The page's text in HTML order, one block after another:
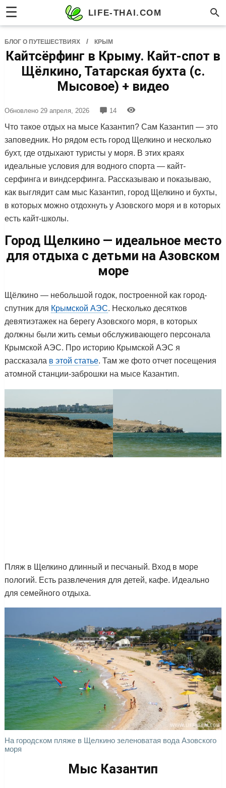
☰ LIFE-THAI.COM
БЛОГ О ПУТЕШЕСТВИЯХ / КРЫМ
Кайтсёрфинг в Крыму. Кайт-спот в
Щёлкино, Татарская бухта (с.
Мысовое) + видео
Обновлено 29 апреля, 2026 14
Что такое отдых на мысе Казантип? Сам Казантип — это
заповедник. Но рядом есть город Щелкино и несколько
бухт, где отдыхают туристы у моря. В этих краях
идеальные условия для водного спорта — кайт-
серфинга и виндсерфинга. Рассказываю и показываю,
как выглядит сам мыс Казантип, город Щелкино и бухты,
в которых можно отдохнуть у Азовского моря и в которых
есть кайт-школы.
Город Щелкино — идеальное место
для отдыха с детьми на Азовском
море
Щёлкино — небольшой годок, построенной как город-
спутник для Крымской АЭС. Несколько десятков
девятиэтажек на берегу Азовского моря, в которых
должны были жить семьи обслуживающего персонала
Крымской АЭС. Про историю Крымской АЭС я
рассказала в этой статье. Там же фото отчет посещения
атомной станции-заброшки на мысе Казантип.
Пляж в Щелкино длинный и песчаный. Вход в море
пологий. Есть развлечения для детей, кафе. Идеально
для семейного отдыха.
На городском пляже в Щелкино зеленоватая вода Азовского
моря
Мыс Казантип